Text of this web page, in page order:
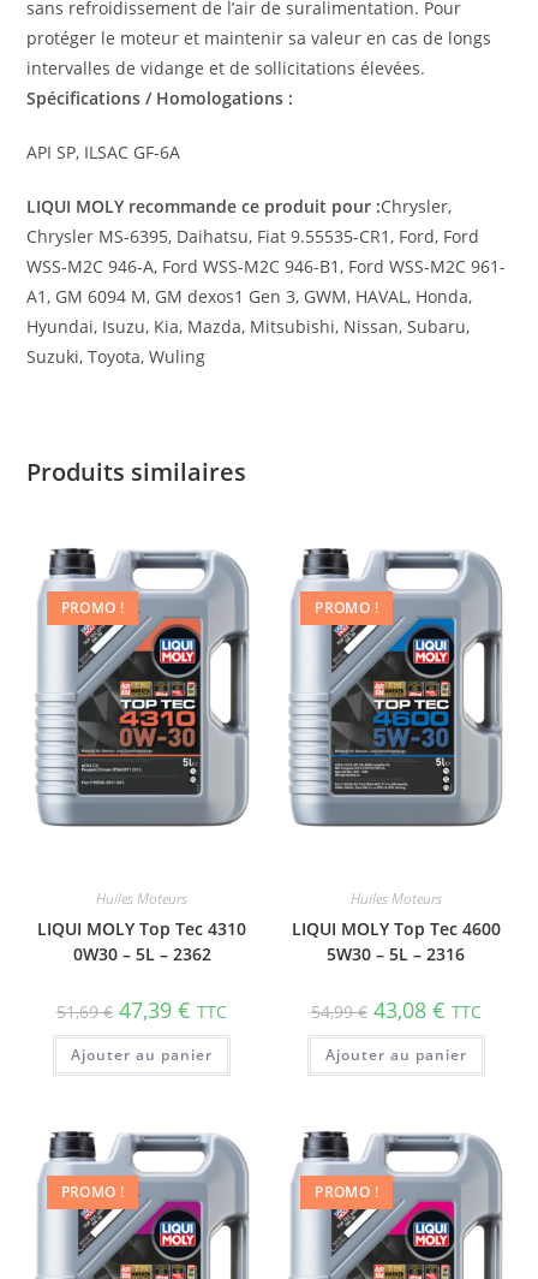
sans refroidissement de l’air de suralimentation. Pour
protéger le moteur et maintenir sa valeur en cas de longs
intervalles de vidange et de sollicitations élevées.
Spécifications / Homologations :
API SP, ILSAC GF-6A
LIQUI MOLY recommande ce produit pour :Chrysler,
Chrysler MS-6395, Daihatsu, Fiat 9.55535-CR1, Ford, Ford
WSS-M2C 946-A, Ford WSS-M2C 946-B1, Ford WSS-M2C 961-
A1, GM 6094 M, GM dexos1 Gen 3, GWM, HAVAL, Honda,
Hyundai, Isuzu, Kia, Mazda, Mitsubishi, Nissan, Subaru,
Suzuki, Toyota, Wuling
Produits similaires
PROMO !
Huiles Moteurs
LIQUI MOLY Top Tec 4310
0W30 – 5L – 2362
51,69€ 47,39€ TTC
Ajouter au panier
PROMO !
Huiles Moteurs
LIQUI MOLY Top Tec 4600
5W30 – 5L – 2316
54,99€ 43,08 € TTC
Ajouter au panier
PROMO ! PROMO !